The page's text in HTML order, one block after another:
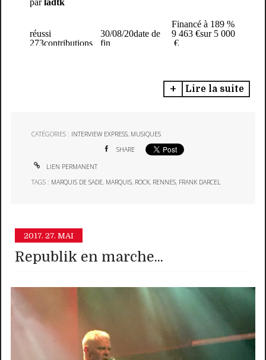
Lire la suite
CATÉGORIES : INTERVIEW EXPRESS, MUSIQUES
SHARE
LIEN PERMANENT
TAGS : MARQUIS DE SADE, MARQUIS, ROCK, RENNES, FRANK DARCEL
2017. 27. MAI
Republik en marche...